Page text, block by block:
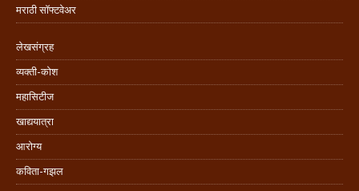
मराठी सॉफ्टवेअर
लेखसंग्रह
व्यक्ती-कोश
महासिटीज
खाद्ययात्रा
आरोग्य
कविता-गझल